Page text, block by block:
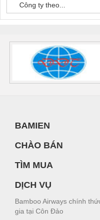
Công ty theo...
BAMIEN
CHÀO BÁN
TÌM MUA
DỊCH VỤ
Bamboo Airways chính
gia tại Côn Đảo